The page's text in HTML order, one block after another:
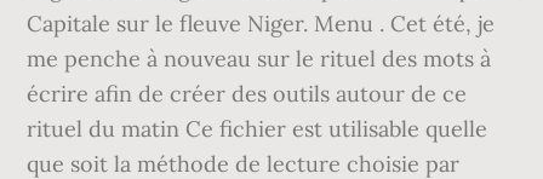
Capitale sur le fleuve Niger. Menu . Cet été, je
me penche à nouveau sur le rituel des mots à
écrire afin de créer des outils autour de ce
rituel du matin Ce fichier est utilisable quelle
que soit la méthode de lecture choisie par